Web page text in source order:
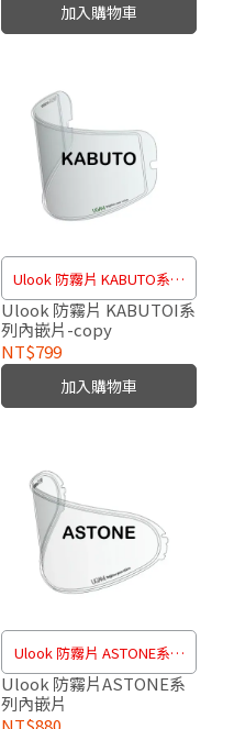
加入購物車
Ulook 防霧片 KABUTO系列
內嵌片
Ulook 防霧片 KABUTOI系
列內嵌片-copy
NT$799
加入購物車
Ulook 防霧片 ASTONE系列
內嵌片
Ulook 防霧片ASTONE系
列內嵌片